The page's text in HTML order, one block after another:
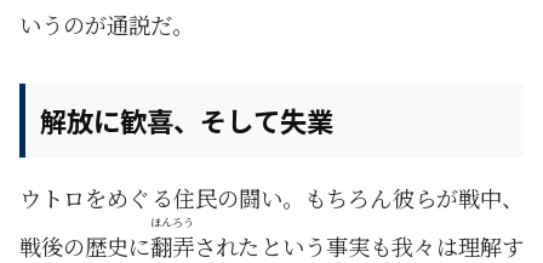
いうのが通説だ。
解放に歓喜、そして失業
ウトロをめぐる住民の闘い。もちろん彼らが戦中、
戦後の歴史に翻弄
ほんろう
されたという事実も我々は理解す